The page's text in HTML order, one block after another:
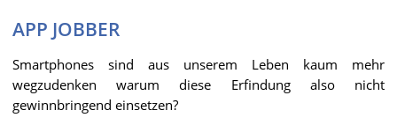
APP JOBBER
Smartphones sind aus unserem Leben kaum mehr
wegzudenken warum diese Erfindung also nicht
gewinnbringend einsetzen?